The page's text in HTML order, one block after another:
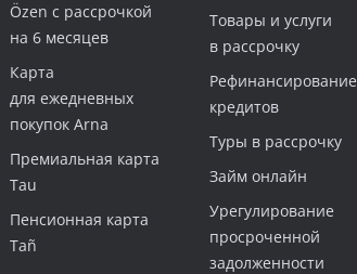
Özen с рассрочкой
на 6 месяцев
Карта
для ежедневных
покупок Arna
Премиальная карта
Tau
Пенсионная карта
Tañ
Товары и услуги
в рассрочку
Рефинансирование
кредитов
Туры в рассрочку
Займ онлайн
Урегулирование
просроченной
задолженности